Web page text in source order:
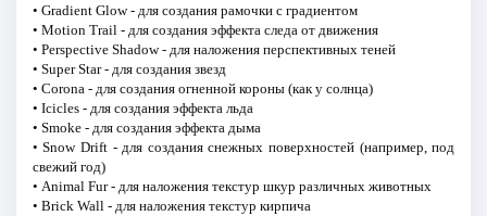
• Gradient Glow - для создания рамочки с градиентом
• Motion Trail - для создания эффекта следа от движения
• Perspective Shadow - для наложения перспективных теней
• Super Star - для создания звезд
• Corona - для создания огненной короны (как у солнца)
• Icicles - для создания эффекта льда
• Smoke - для создания эффекта дыма
• Snow Drift - для создания снежных поверхностей (например, под
свежий год)
• Animal Fur - для наложения текстур шкур различных животных
• Brick Wall - для наложения текстур кирпича